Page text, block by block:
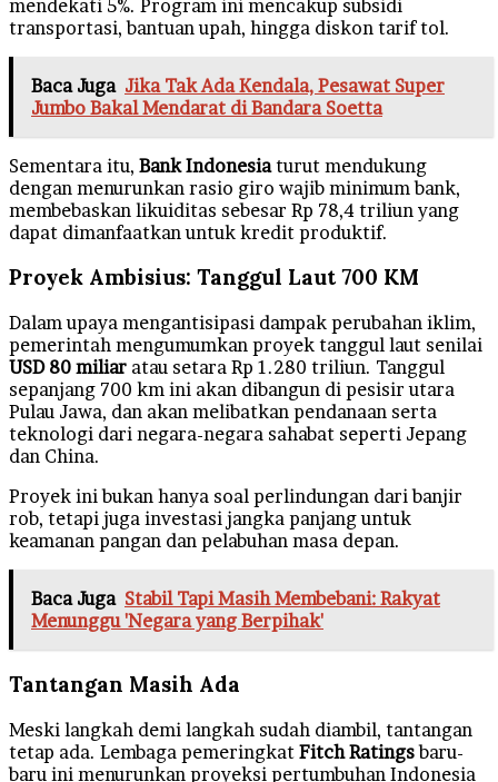
mendekati 5%. Program ini mencakup subsidi
transportasi, bantuan upah, hingga diskon tarif tol.
Baca Juga Jika Tak Ada Kendala, Pesawat Super
Jumbo Bakal Mendarat di Bandara Soetta
Sementara itu, Bank Indonesiaturut mendukung
dengan menurunkan rasio giro wajib minimum bank,
membebaskan likuiditas sebesar Rp 78,4 triliun yang
dapat dimanfaatkan untuk kredit produktif.
Proyek Ambisius: Tanggul Laut 700 KM
Dalam upaya mengantisipasi dampak perubahan iklim,
pemerintah mengumumkan proyek tanggul laut senilai
USD 80 miliar atau setara Rp 1.280 triliun. Tanggul
sepanjang 700 km ini akan dibangun di pesisir utara
Pulau Jawa, dan akan melibatkan pendanaan serta
teknologi dari negara-negara sahabat seperti Jepang
dan China.
Proyek ini bukan hanya soal perlindungan dari banjir
rob, tetapi juga investasi jangka panjang untuk
keamanan pangan dan pelabuhan masa depan.
Baca Juga Stabil Tapi Masih Membebani: Rakyat
Menunggu 'Negara yang Berpihak'
Tantangan Masih Ada
Meski langkah demi langkah sudah diambil, tantangan
tetap ada. Lembaga pemeringkat Fitch Ratingsbaru-
baru ini menurunkan proyeksi pertumbuhan Indonesia